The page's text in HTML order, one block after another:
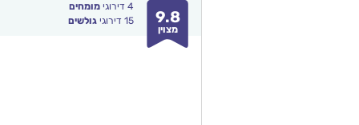
9.8
מצוין
4 דירוגימומחים
15 דירוגיגולשים